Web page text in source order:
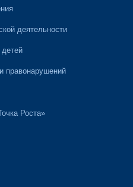
деятельности
правонарушений
Роста»